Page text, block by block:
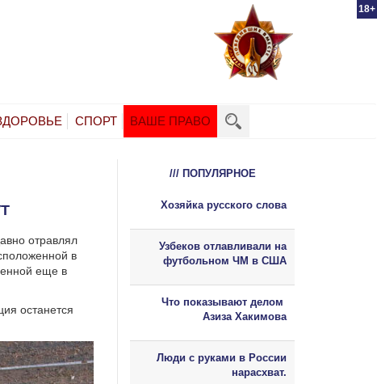
18+
СПОРТ ВАШЕ ПРАВО
отравлял
в
еще в
останется
/// ПОПУЛЯРНОЕ
Хозяйка русского слова
Узбеков отлавливали на
футбольном ЧМ в США
Что показывают делом
Азиза Хакимова
Люди с руками в России
нарасхват.